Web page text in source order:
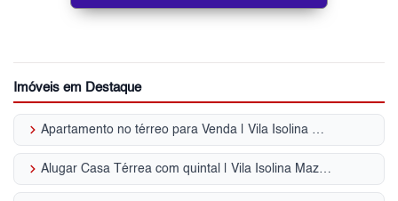
Imóveis em Destaque
keyboard_arrow_right Apartamento no térreo para Venda | Vila Isolina Mazzei
keyboard_arrow_right Alugar Casa Térrea com quintal | Vila Isolina Mazzei